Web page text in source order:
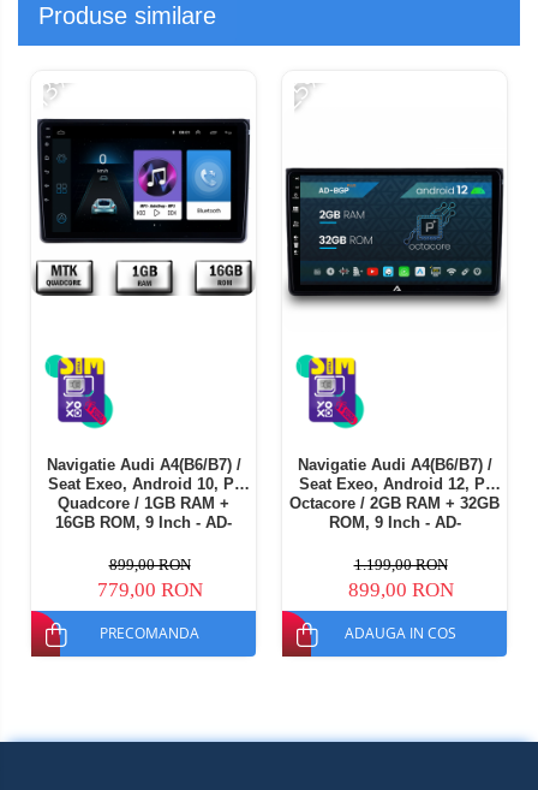
Produse similare
-13%
Navigatie Audi A4(B6/B7) /
Seat Exeo, Android 10, P-
Quadcore / 1GB RAM +
16GB ROM, 9 Inch - AD-
899,00 RON
779,00 RON
PRECOMANDA
-25%
Navigatie Audi A4(B6/B7) /
Seat Exeo, Android 12, P-
Octacore / 2GB RAM + 32GB
ROM, 9 Inch - AD-
1.199,00 RON
899,00 RON
ADAUGA IN COS